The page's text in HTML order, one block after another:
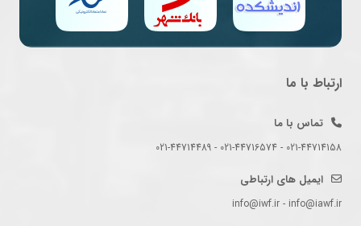
ارتباط با ما
تماس با ما
021-44714158 - 021-44716574 - 021-44714489
ایمیل های ارتباطی
info@iwf.ir - info@iawf.ir